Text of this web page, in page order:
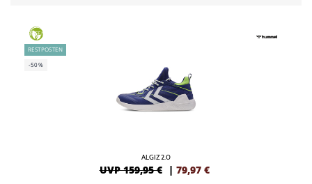
GREEN
RESTPOSTEN
-50%
ALGIZ 2.0
UVP 159,95 € | 79,97 €